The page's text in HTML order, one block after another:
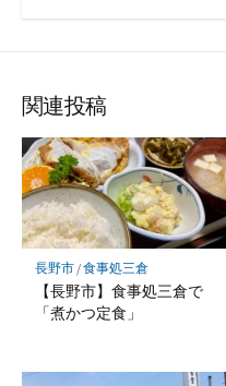
関連投稿
長野市/食事処三倉
【長野市】食事処三倉で
「煮かつ定食」